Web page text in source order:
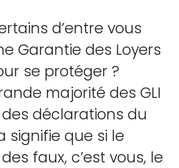
d’entre vous
Garantie des Loyers
se protéger ?
majorité des GLI
déclarations du
signifie que si le
faux, c’est vous, le